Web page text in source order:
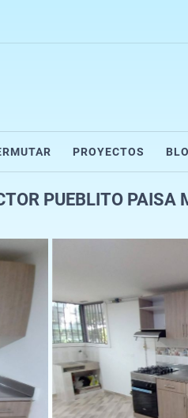
PROYECTOS
PUEBLITO